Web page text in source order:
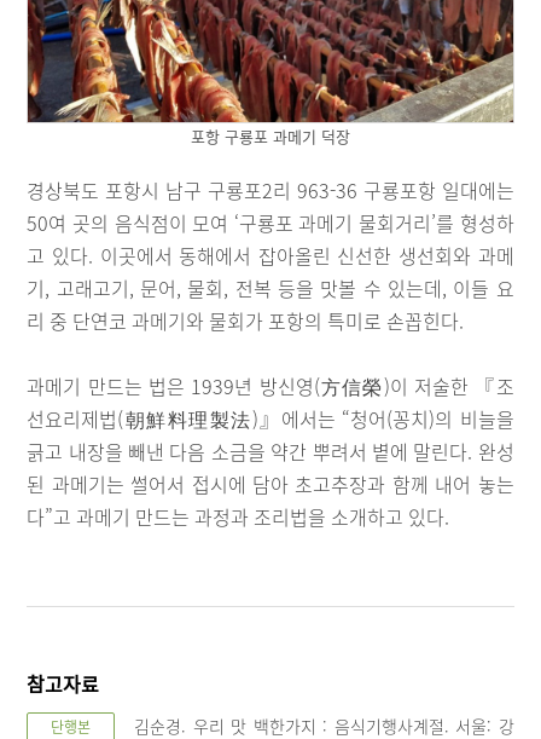
포항 구룡포 과메기 덕장
경상북도 포항시 남구 구룡포2리 963-36 구룡포항 일대에는
50여 곳의 음식점이 모여 ‘구룡포 과메기 물회거리’를 형성하
고 있다. 이곳에서 동해에서 잡아올린 신선한 생선회와 과메
기, 고래고기, 문어, 물회, 전복 등을 맛볼 수 있는데, 이들 요
리 중 단연코 과메기와 물회가 포항의 특미로 손꼽힌다.
과메기 만드는 법은 1939년 방신영(方信榮)이 저술한 『조
선요리제법(朝鮮料理製法)』에서는 “청어(꽁치)의 비늘을
긁고 내장을 빼낸 다음 소금을 약간 뿌려서 볕에 말린다. 완성
된 과메기는 썰어서 접시에 담아 초고추장과 함께 내어 놓는
다”고 과메기 만드는 과정과 조리법을 소개하고 있다.
참고자료
단행본
김순경. 우리 맛 백한가지 : 음식기행사계절. 서울: 강